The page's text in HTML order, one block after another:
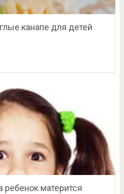
канапе для детей
ребенок матерится